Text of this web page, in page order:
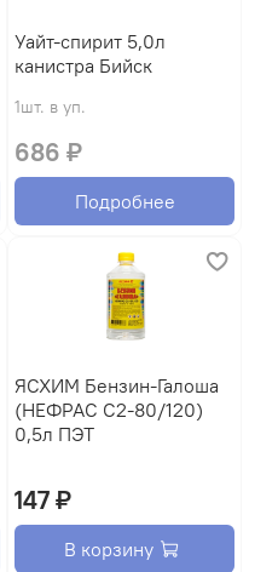
Уайт-спирит 5,0л
канистра Бийск
1шт. в уп.
686 ₽
Подробнее
ЯСХИМ Бензин-Галоша
(НЕФРАС С2-80/120)
0,5л ПЭТ
147 ₽
В корзину